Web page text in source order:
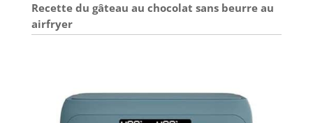
Recette du gâteau au chocolat sans beurre au
airfryer